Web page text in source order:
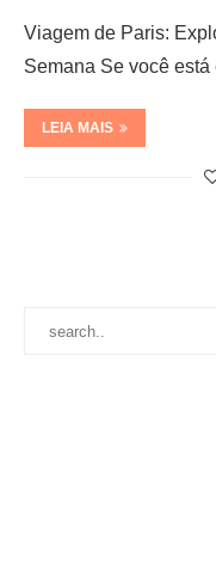
Viagem de Paris:
Semana Se você
LEIA MAIS